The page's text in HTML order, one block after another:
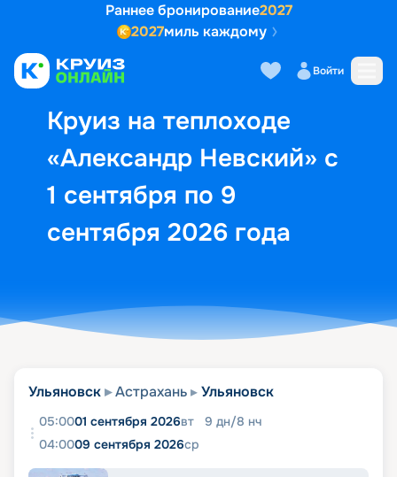
Раннее бронирование2027
2027миль каждому
Войти
Круиз на теплоходе
«Александр Невский» с
1 сентября по 9
сентября 2026 года
Выбор кают Маршрут и
Ульяновск Астрахань Ульяновск
05:0001 сентября 2026вт 9 дн/8 нч
04:0009 сентября 2026ср